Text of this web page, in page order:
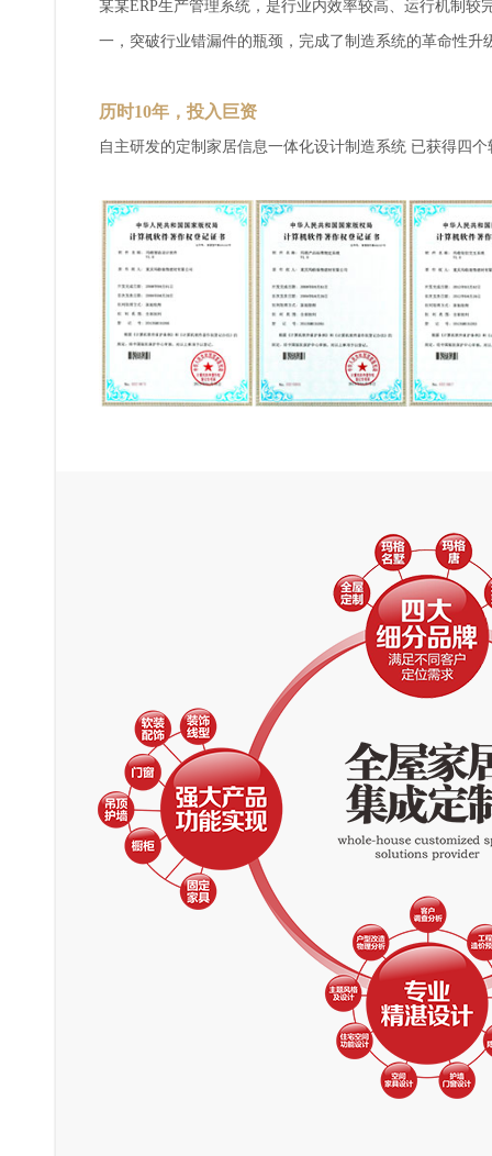
某某ERP生产管理系统，是行业内效率较高、运行机制较
一，突破行业错漏件的瓶颈，完成了制造系统的革命性升
历时10年，投入巨资
自主研发的定制家居信息一体化设计制造系统 已获得四